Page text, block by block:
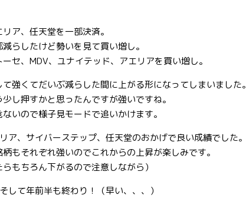
ア、任天堂を一部決済。
らしたけど勢いを見て買い増し。
セ、MDV、ユナイテッド、アエリアを買い増し。
強くてだいぶ減らした間に上がる形になってしまいました。
し押すかと思ったんですが強いですね。
いので様子見モードで追いかけます。
ア、サイバーステップ、任天堂のおかげで良い成績でした。
もそれぞれ強いのでこれからの上昇が楽しみです。
らもちろん下がるので注意しながら）
て年前半も終わり！（早い、、、）